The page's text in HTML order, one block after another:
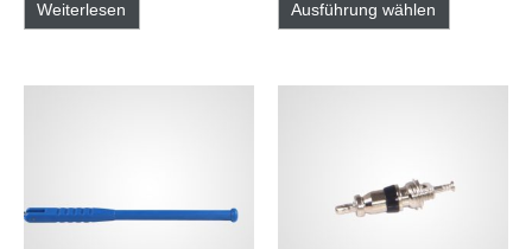
Weiterlesen Ausführung wählen